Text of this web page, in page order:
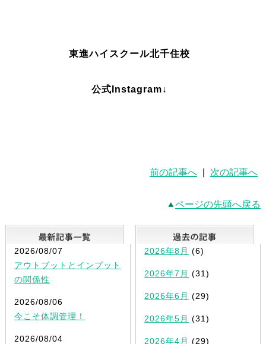
東進ハイスクール北千住校
公式Instagram↓
前の記事へ 次の記事へ
ページの先頭へ戻る
最新記事一覧
2026/08/07
アウトプットとインプット
の関係性
2026/08/06
今こそ体調管理！
2026/08/04
2026年8月 (6)
2026年7月 (31)
2026年6月 (29)
2026年5月 (31)
2026年4月 (29)